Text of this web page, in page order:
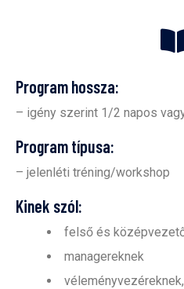
Program hossza:
– igény szerint 1/2 napos
Program típusa:
– jelenléti tréning/workshop
Kinek szól:
felső és
managereknek